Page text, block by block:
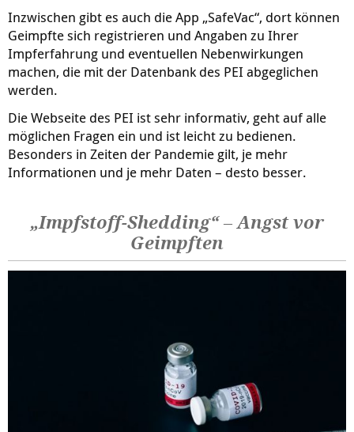
Inzwischen gibt es auch die App „SafeVac“, dort können
Geimpfte sich registrieren und Angaben zu Ihrer
Impferfahrung und eventuellen Nebenwirkungen
machen, die mit der Datenbank des PEI abgeglichen
werden.
Die Webseite des PEI ist sehr informativ, geht auf alle
möglichen Fragen ein und ist leicht zu bedienen.
Besonders in Zeiten der Pandemie gilt, je mehr
Informationen und je mehr Daten – desto besser.
„Impfstoff-Shedding“ – Angst vor
Geimpften